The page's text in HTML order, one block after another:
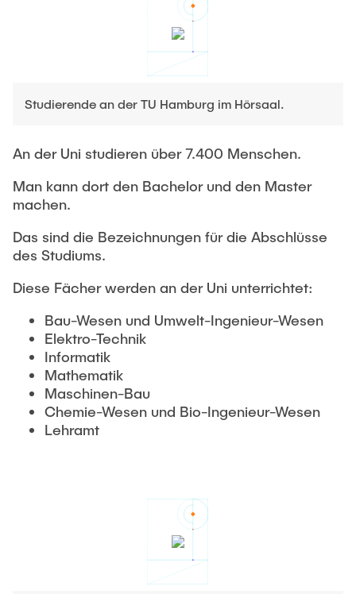
Studierende an der TU Hamburg im Hörsaal.
An der Uni studieren über 7.400 Menschen.
Man kann dort den Bachelor und den Master
machen.
Das sind die Bezeichnungen für die Abschlüsse
des Studiums.
Diese Fächer werden an der Uni unterrichtet:
Bau-Wesen und Umwelt-Ingenieur-Wesen
Elektro-Technik
Informatik
Mathematik
Maschinen-Bau
Chemie-Wesen und Bio-Ingenieur-Wesen
Lehramt